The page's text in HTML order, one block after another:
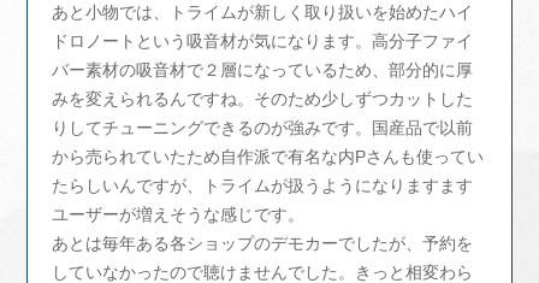
あと小物では、トライムが新しく取り扱いを始めたハイ
ドロノートという吸音材が気になります。高分子ファイ
バー素材の吸音材で２層になっているため、部分的に厚
みを変えられるんですね。そのため少しずつカットした
りしてチューニングできるのが強みです。国産品で以前
から売られていたため自作派で有名な内Pさんも使ってい
たらしいんですが、トライムが扱うようになりますます
ユーザーが増えそうな感じです。
あとは毎年ある各ショップのデモカーでしたが、予約を
していなかったので聴けませんでした。きっと相変わら